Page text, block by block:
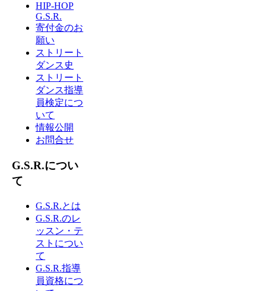
HIP-HOP
G.S.R.
寄付金のお
願い
ストリート
ダンス史
ストリート
ダンス指導
員検定につ
いて
情報公開
お問合せ
G.S.R.につい
て
G.S.R.とは
G.S.R.のレ
ッスン・テ
ストについ
て
G.S.R.指導
員資格につ